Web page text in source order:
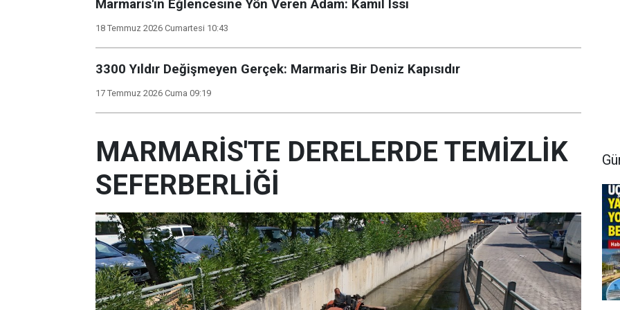
Marmaris'in Eğlencesine Yön Veren Adam: Kamil Issı
18 Temmuz 2026 Cumartesi 10:43
3300 Yıldır Değişmeyen Gerçek: Marmaris Bir Deniz Kapısıdır
17 Temmuz 2026 Cuma 09:19
MARMARİS'TE DERELERDE TEMİZLİK
SEFERBERLİĞİ